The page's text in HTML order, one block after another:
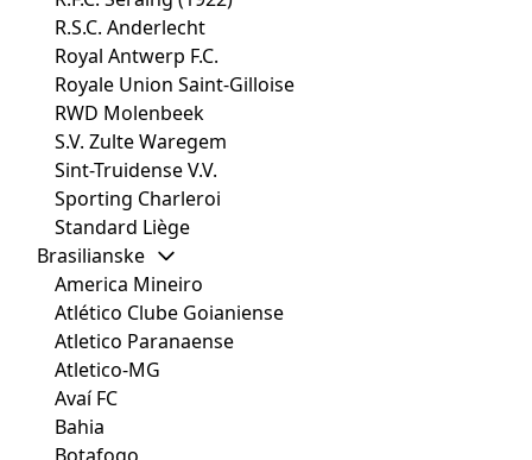
R.S.C. Anderlecht
Royal Antwerp F.C.
Royale Union Saint-Gilloise
RWD Molenbeek
S.V. Zulte Waregem
Sint-Truidense V.V.
Sporting Charleroi
Standard Liège
Brasilianske
America Mineiro
Atlético Clube Goianiense
Atletico Paranaense
Atletico-MG
Avaí FC
Bahia